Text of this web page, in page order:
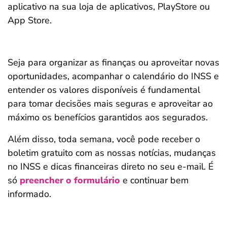
aplicativo na sua loja de aplicativos, PlayStore ou
App Store.
Seja para organizar as finanças ou aproveitar novas
oportunidades, acompanhar o calendário do INSS e
entender os valores disponíveis é fundamental
para tomar decisões mais seguras e aproveitar ao
máximo os benefícios garantidos aos segurados.
Além disso, toda semana, você pode receber o
boletim gratuito com as nossas notícias, mudanças
no INSS e dicas financeiras direto no seu e-mail. É
só preencher o formulário e continuar bem
informado.